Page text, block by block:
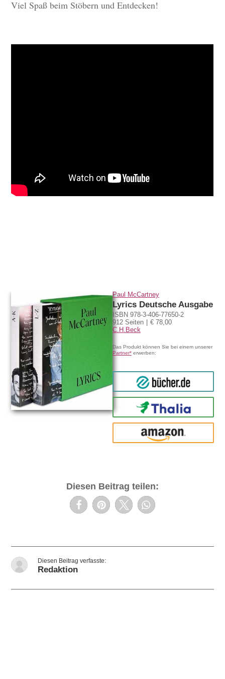
Viel Spaß beim Stöbern und Entdecken!
Paul McCartney
Lyrics Deutsche Ausgabe
ISBN 978-3-406-77650-2
912 Seiten
€ 78,00
C.H.Beck
Das Produkt können Sie bei einem unserer
Partner* erwerben:
bücher.de
Thalia
amazon
Diesen Beitrag teilen:
Redaktion